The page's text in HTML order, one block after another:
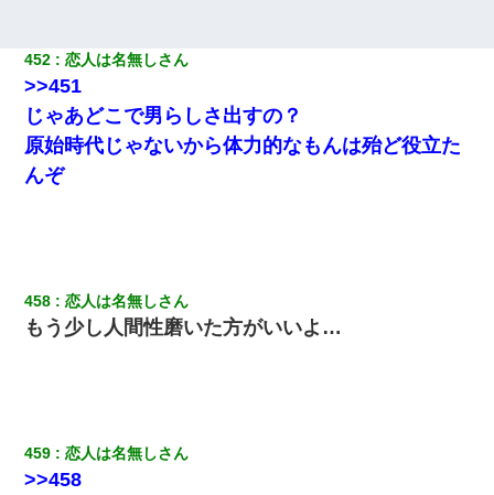
452 恋人は名無しさん
>>451
じゃあどこで男らしさ出すの？
原始時代じゃないから体力的なもんは殆ど役立た
んぞ
458 恋人は名無しさん
もう少し人間性磨いた方がいいよ…
459 恋人は名無しさん
>>458